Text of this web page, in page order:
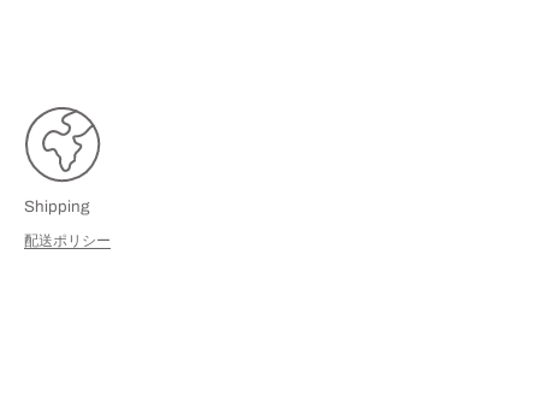
Shipping
配送ポリシー